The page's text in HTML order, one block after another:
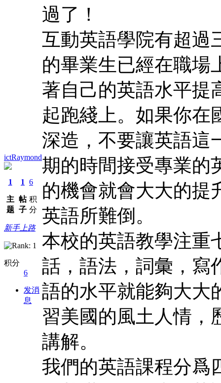
ictRaymond
1
主
题
1
帖
子
6
积
分
新手上路
积分
6
发消
息
過了！
互動英語學院有超過
的畢業生已經在職場
著自己的英語水平提
起跑綫上。如果你在
深造，不要讓英語這
期的時間接受專業的
的機會就會大大的提
英語所難倒。
本校的英語教學注重
話，語法，詞彙，寫
語的水平就能夠大大
習美國的風土人情，
講解。
我們的英語課程分爲